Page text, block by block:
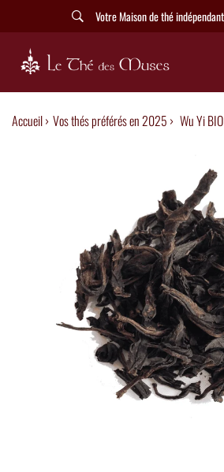
Votre Maison de thé
Accueil › Vos thés préférés en 2025 › Wu Yi BIO